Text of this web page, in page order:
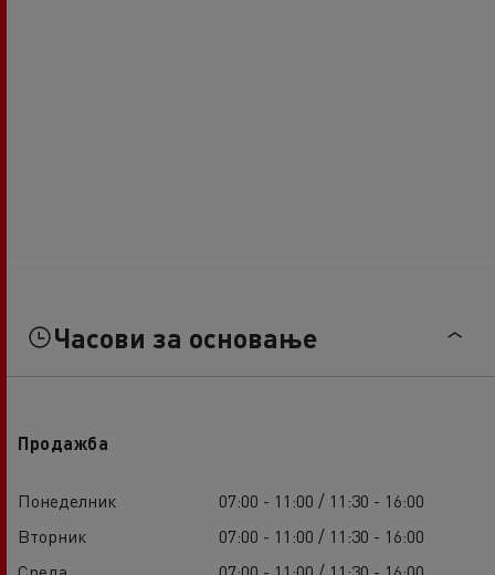
Часови за основање
Продажба
Понеделник
07:00 - 11:00 / 11:30 - 16:00
Вторник
07:00 - 11:00 / 11:30 - 16:00